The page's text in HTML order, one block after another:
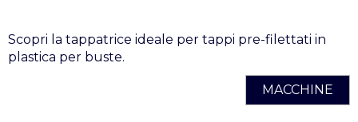
Scopri la tappatrice ideale per tappi pre-filettati in
plastica per buste.
MACCHINE